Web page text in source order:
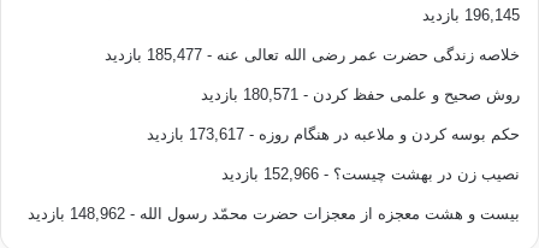
196,145 بازدید
خلاصه زندگی حضرت عمر رضی الله تعالی عنه - 185,477 بازدید
روش صحیح و علمی حفظ کردن - 180,571 بازدید
حکم بوسه کردن و ملاعبه در هنگام روزه - 173,617 بازدید
نصیب زن در بهشت چیست؟ - 152,966 بازدید
بیست و هشت معجزه از معجزات حضرت محمّد رسول الله - 148,962 بازدید